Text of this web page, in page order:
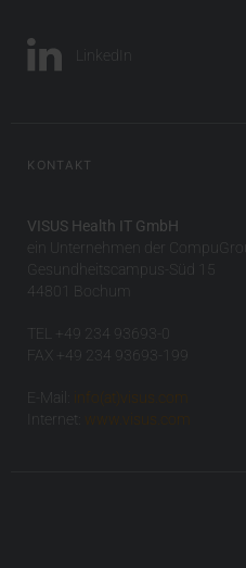
LinkedIn
KONTAKT
VISUS Health IT GmbH
ein Unternehmen der
Gesundheitscampus-Süd 15
44801 Bochum
TEL +49 234 93693-0
FAX +49 234 93693-199
E-Mail:
info(at)visus.com
Internet:
www.visus.com